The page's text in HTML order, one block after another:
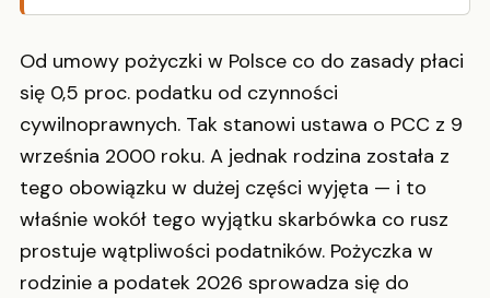
Od umowy pożyczki w Polsce co do zasady płaci
się 0,5 proc. podatku od czynności
cywilnoprawnych. Tak stanowi ustawa o PCC z 9
września 2000 roku. A jednak rodzina została z
tego obowiązku w dużej części wyjęta — i to
właśnie wokół tego wyjątku skarbówka co rusz
prostuje wątpliwości podatników. Pożyczka w
rodzinie a podatek 2026 sprowadza się do